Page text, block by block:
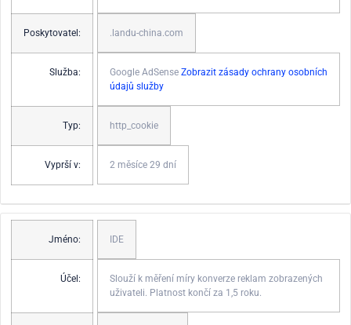
Poskytovatel: .landu-china.com
Služba: Google AdSense Zobrazit zásady ochrany osobních
údajů služby
Typ: http_cookie
Vyprší v: 2 měsíce 29 dní
Jméno: IDE
Účel:
Slouží k měření míry konverze reklam zobrazených
uživateli. Platnost končí za 1,5 roku.